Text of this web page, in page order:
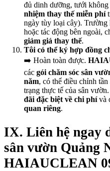
đủ dinh dưỡng, tưới
nhiệm thay thế miễn phí
ngày tùy loại cây). Trường
hoặc tác động bên ngoài,
giảm giá thay thế.
Tôi có thể ký hợp đồng
➡️ Hoàn toàn được.
các gói chăm sóc sân
năm, có thể điều chỉnh
trạng thực tế của sân
đãi đặc biệt về chi phívà
quan riêng.
IX. Liên hệ ngay
sân vườn Quảng
HAIAUCLEAN